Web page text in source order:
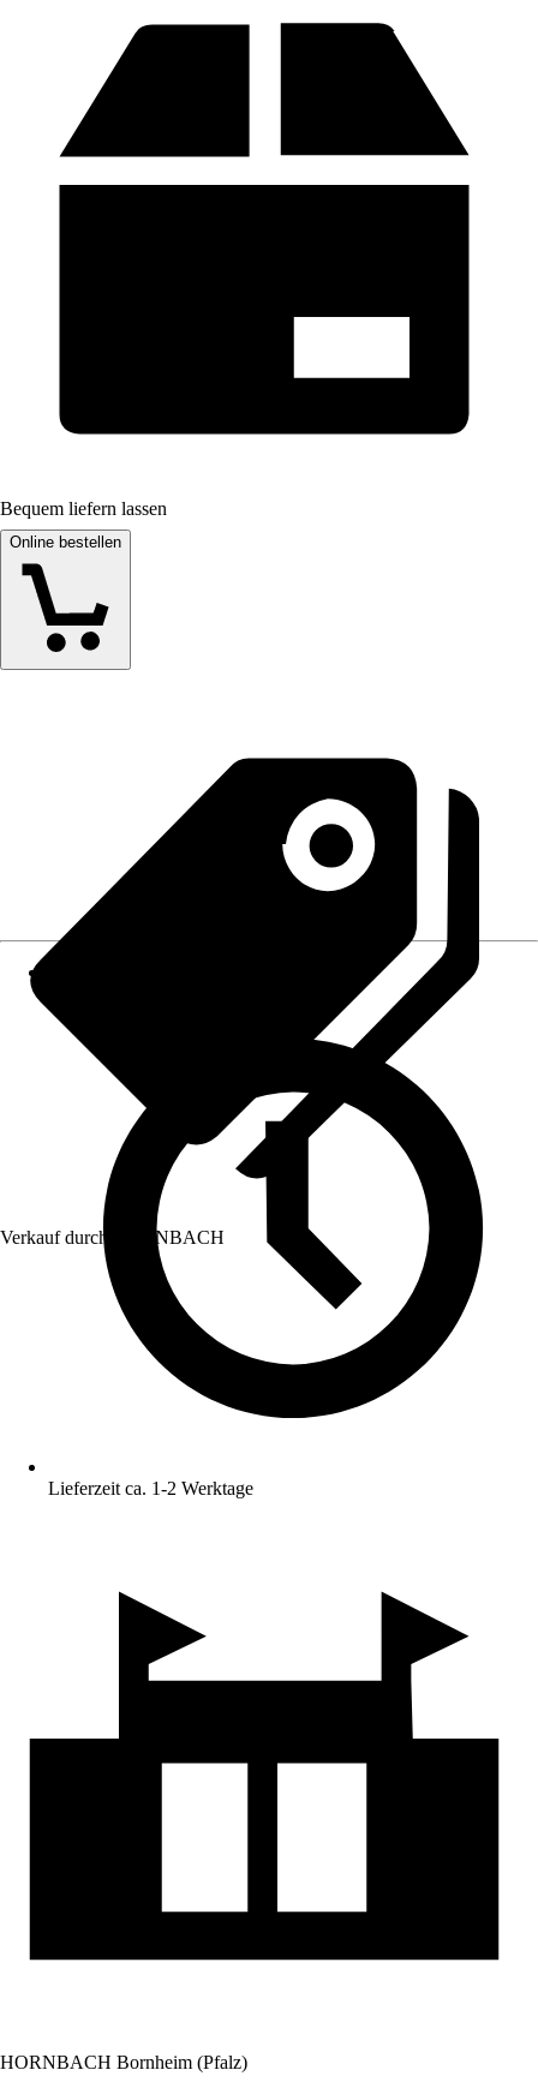
Bequem liefern lassen
Online bestellen
Verkauf durch: HORNBACH
Lieferzeit ca. 1-2 Werktage
HORNBACH Bornheim (Pfalz)